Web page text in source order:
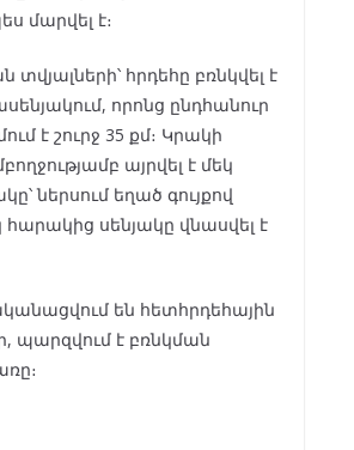
մարվել է։
հրդեհը բռնկվել է
որոնց ընդհանուր
է շուրջ 35 քմ։ Կրակի
այրվել է մեկ
ներսում եղած գույքով
հարակից սենյակը վնասվել է
են հետհրդեհային
է բռնկման